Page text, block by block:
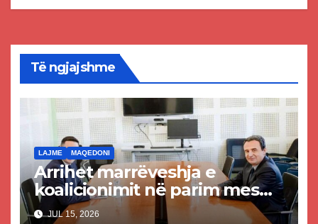
Të ngjajshme
LAJME MAQEDONI
Arrihet marrëveshja e
koalicionimit në parim mes
Kurtit dhe Abdixhikut
JUL 15, 2026